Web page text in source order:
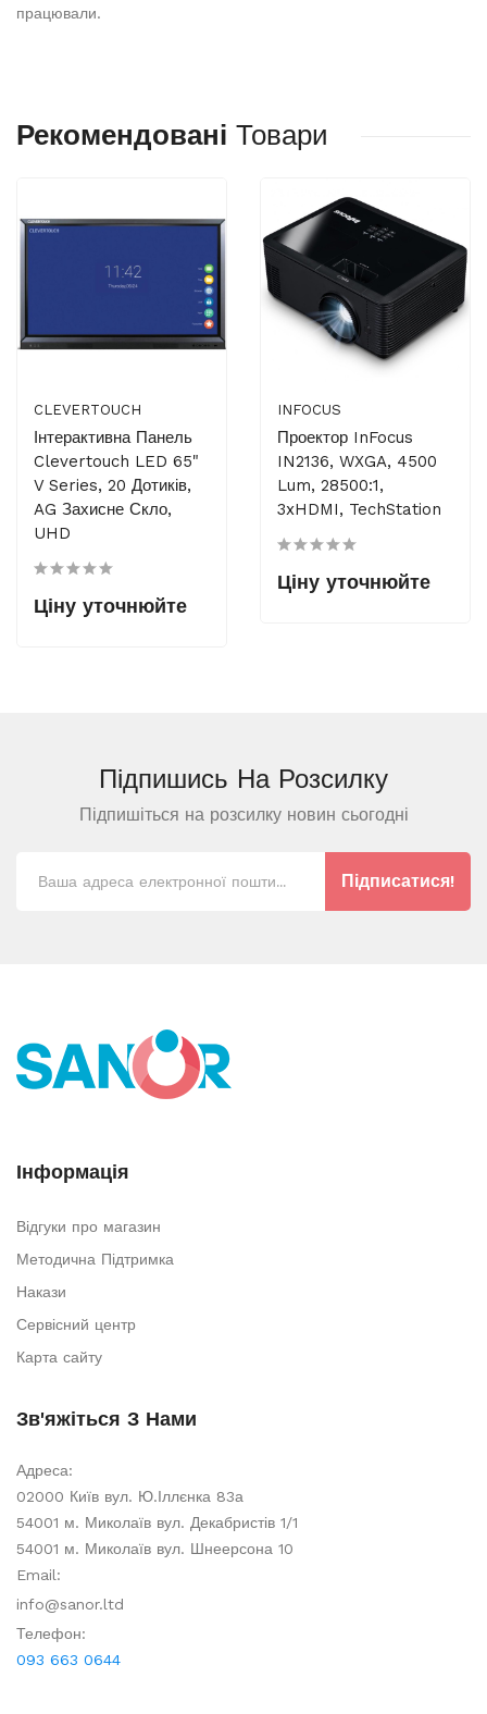
працювали.
Рекомендовані Товари
CLEVERTOUCH
Інтерактивна Панель
Clevertouch LED 65"
V Series, 20 Дотиків,
AG Захисне Скло,
UHD
Ціну уточнюйте
INFOCUS
Проектор InFocus
IN2136, WXGA, 4500
Lum, 28500:1,
3xHDMI, TechStation
Ціну уточнюйте
Підпишись На Розсилку
Підпишіться на розсилку новин сьогодні
Підписатися!
Інформація
Відгуки про магазин
Методична Підтримка
Накази
Сервісний центр
Карта сайту
Зв'яжіться З Нами
Адреса:
02000 Київ вул. Ю.Іллєнка 83а
54001 м. Миколаїв вул. Декабристів 1/1
54001 м. Миколаїв вул. Шнеерсона 10
Email:
info@sanor.ltd
Телефон:
093 663 0644